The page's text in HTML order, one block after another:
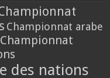
Championnat arabe
Championnat
des nations